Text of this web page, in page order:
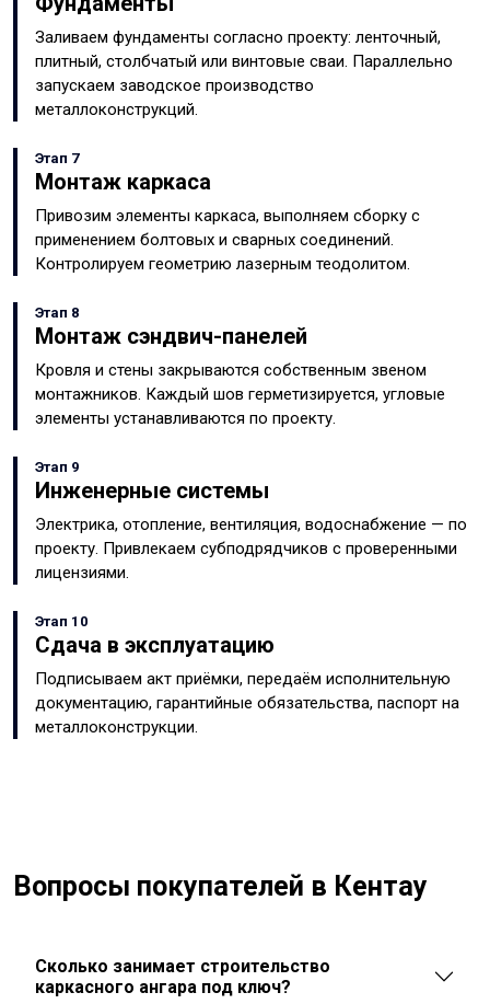
Заливаем фундаменты согласно проекту: ленточный,
плитный, столбчатый или винтовые сваи. Параллельно
запускаем заводское производство
металлоконструкций.
Этап 7
Монтаж каркаса
Привозим элементы каркаса, выполняем сборку с
применением болтовых и сварных соединений.
Контролируем геометрию лазерным теодолитом.
Этап 8
Монтаж сэндвич-панелей
Кровля и стены закрываются собственным звеном
монтажников. Каждый шов герметизируется, угловые
элементы устанавливаются по проекту.
Этап 9
Инженерные системы
Электрика, отопление, вентиляция, водоснабжение — по
проекту. Привлекаем субподрядчиков с проверенными
лицензиями.
Этап 10
Сдача в эксплуатацию
Подписываем акт приёмки, передаём исполнительную
документацию, гарантийные обязательства, паспорт на
металлоконструкции.
Вопросы покупателей в Кентау
Сколько занимает строительство
каркасного ангара под ключ?